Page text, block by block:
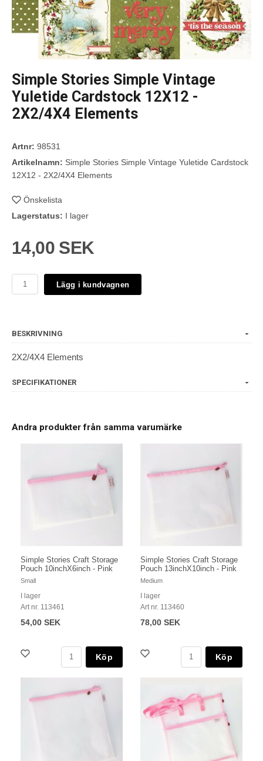
Simple Stories Simple Vintage
Yuletide Cardstock 12X12 -
2X2/4X4 Elements
Artnr: 98531
Artikelnamn: Simple Stories Simple Vintage Yuletide Cardstock
12X12 - 2X2/4X4 Elements
Önskelista
Lagerstatus: I lager
14,00 SEK
Lägg i kundvagnen
BESKRIVNING
2X2/4X4 Elements
SPECIFIKATIONER
Andra produkter från samma varumärke
Simple Stories Craft Storage
Pouch 10inchX6inch - Pink
Small
I lager
Art nr. 113461
54,00 SEK
Köp
Simple Stories Craft Storage
Pouch 13inchX10inch - Pink
Medium
I lager
Art nr. 113460
78,00 SEK
Köp